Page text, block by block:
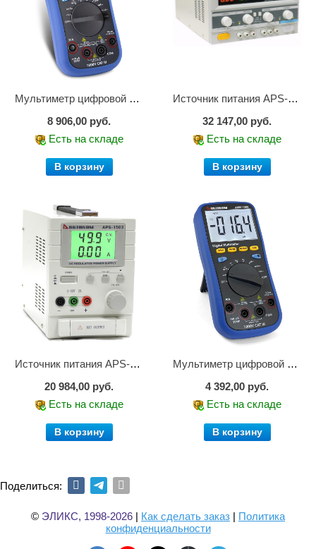
Мультиметр цифровой АММ-1221
8 906,00 руб.
Есть на складе
В корзину
Источник питания APS-2236
32 147,00 руб.
Есть на складе
В корзину
Источник питания APS-1503
20 984,00 руб.
Есть на складе
В корзину
Мультиметр цифровой АММ-1203
4 392,00 руб.
Есть на складе
В корзину
Поделиться:
© ЭЛИКС, 1998-2026 | Как сделать заказ | Политика
конфиденциальности